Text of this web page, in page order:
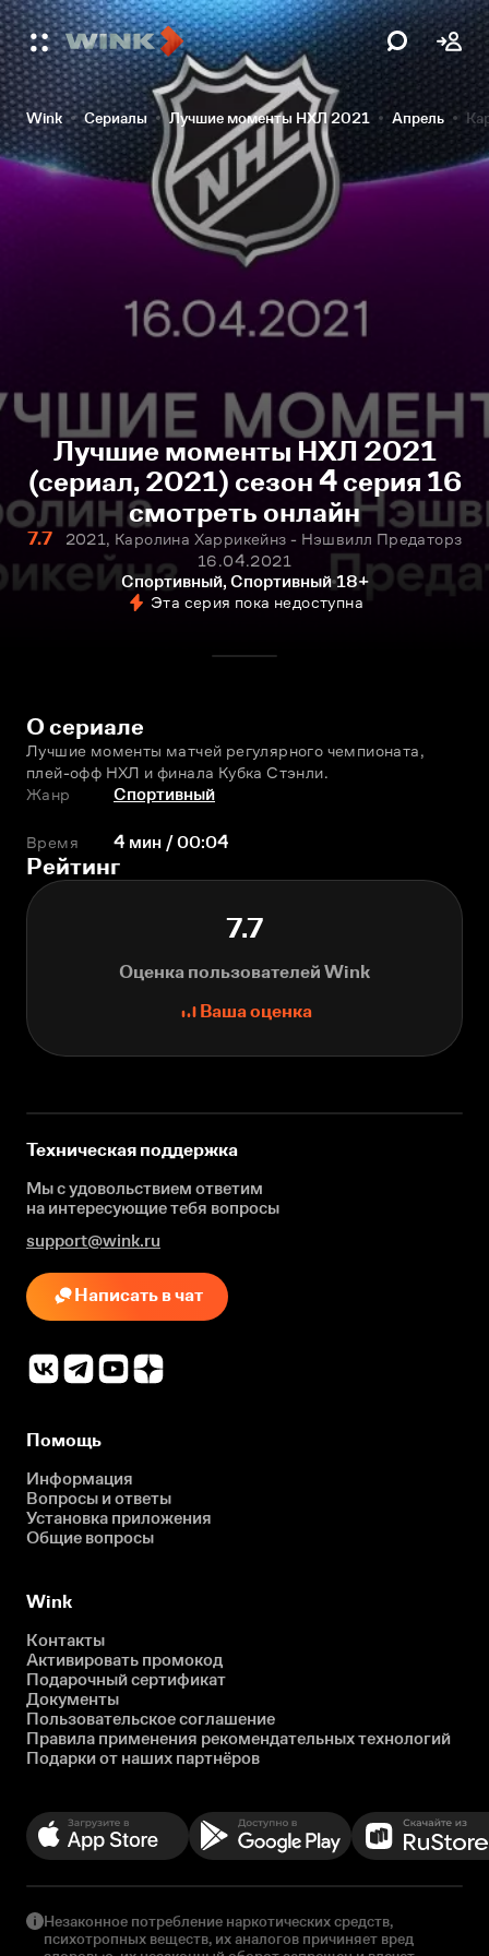
Wink Сериалы Лучшие моменты НХЛ 2021 Апрель
Лучшие моменты НХЛ 2021
(сериал, 2021) сезон 4 серия 16
смотреть онлайн
7.7
2021, Каролина Харрикейнз - Нэшвилл Предаторз
16.04.2021
Спортивный, Спортивный 18+
Эта серия пока недоступна
О сериале
Лучшие моменты матчей регулярного чемпионата,
плей-офф НХЛ и финала Кубка Стэнли.
Жанр
Спортивный
Время 4 мин / 00:04
Рейтинг
7.7
Оценка пользователей Wink
Ваша оценка
Техническая поддержка
Мы с удовольствием ответим
на интересующиетебя вопросы
support@wink.ru
Написать в чат
Помощь
Информация
Вопросы и ответы
Установка приложения
Общие вопросы
Wink
Контакты
Активировать промокод
Подарочный сертификат
Документы
Пользовательское соглашение
Правила применения рекомендательных технологий
Подарки от наших партнёров
Незаконное потребление наркотических средств,
психотропных веществ, их аналогов причиняет вред